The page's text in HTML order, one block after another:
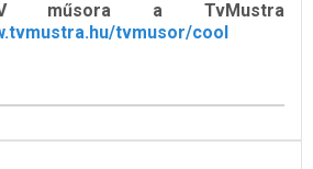
a TvMustra
tvmusor/cool